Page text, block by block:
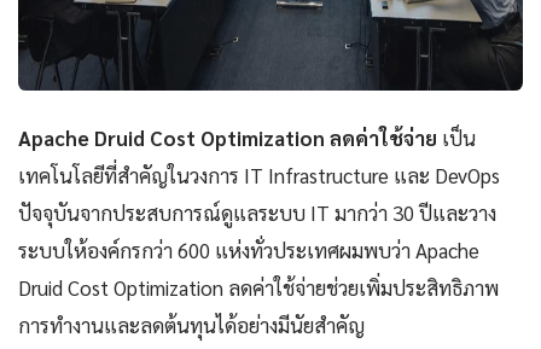
Apache Druid Cost Optimization ลดค่าใช้จ่าย เป็น
เทคโนโลยีที่สำคัญในวงการ IT Infrastructure และ DevOps
ปัจจุบันจากประสบการณ์ดูแลระบบ IT มากว่า 30 ปีและวาง
ระบบให้องค์กรกว่า 600 แห่งทั่วประเทศผมพบว่า Apache
Druid Cost Optimization ลดค่าใช้จ่ายช่วยเพิ่มประสิทธิภาพ
การทำงานและลดต้นทุนได้อย่างมีนัยสำคัญ